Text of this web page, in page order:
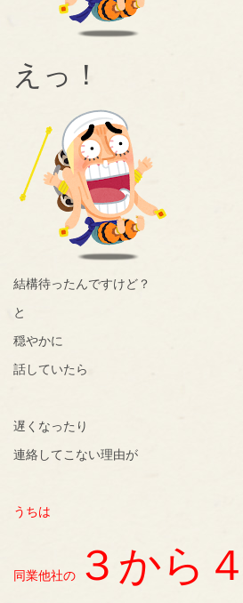
えっ！
結構待ったんですけど？
と
穏やかに
話していたら
遅くなったり
連絡してこない理由が
うちは
同業他社の ３から